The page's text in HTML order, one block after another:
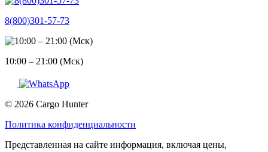
8(800)301-57-73
10:00 – 21:00 (Мск)
© 2026 Cargo Hunter
Политика конфиденциальности
Представленная на сайте информация, включая цены,